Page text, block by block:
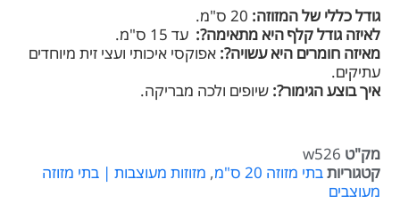
גודל כללי של המזוזה:
לאיזה גודל קלף היא מתאימה?: עד 15 ס"מ.
מאיזה חומרים היא עשויה?:אפוקסי איכותי ועצי זית מיוחדים
עתיקים.
איך בוצע הגימור?:שיופים ולכה מבריקה.
מק"ט w526
קטגוריותבתי מזוזה 20 ס"מ , מזוזות מעוצבות | בתי מזוזה
מעוצבים